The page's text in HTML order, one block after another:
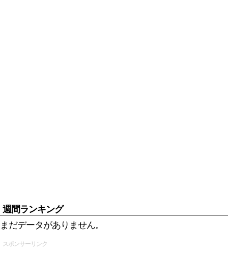
週間ランキング
まだデータがありません。
スポンサーリンク